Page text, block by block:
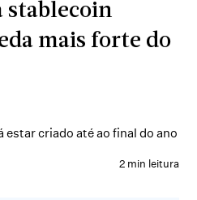
stablecoin
mais forte do
criado até ao final do ano
2 min leitura